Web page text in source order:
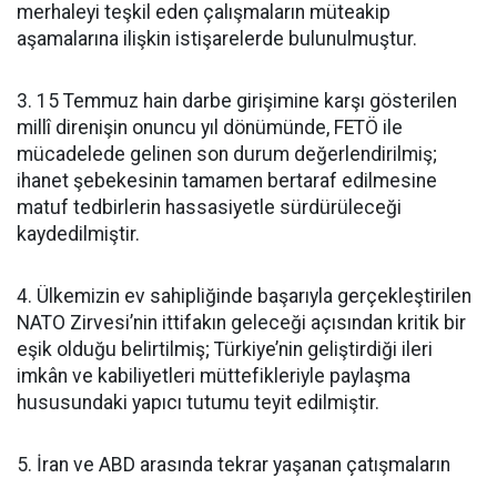
merhaleyi teşkil eden çalışmaların müteakip
aşamalarına ilişkin istişarelerde bulunulmuştur.
3. 15 Temmuz hain darbe girişimine karşı gösterilen
millî direnişin onuncu yıl dönümünde, FETÖ ile
mücadelede gelinen son durum değerlendirilmiş;
ihanet şebekesinin tamamen bertaraf edilmesine
matuf tedbirlerin hassasiyetle sürdürüleceği
kaydedilmiştir.
4. Ülkemizin ev sahipliğinde başarıyla gerçekleştirilen
NATO Zirvesi’nin ittifakın geleceği açısından kritik bir
eşik olduğu belirtilmiş; Türkiye’nin geliştirdiği ileri
imkân ve kabiliyetleri müttefikleriyle paylaşma
hususundaki yapıcı tutumu teyit edilmiştir.
5. İran ve ABD arasında tekrar yaşanan çatışmaların